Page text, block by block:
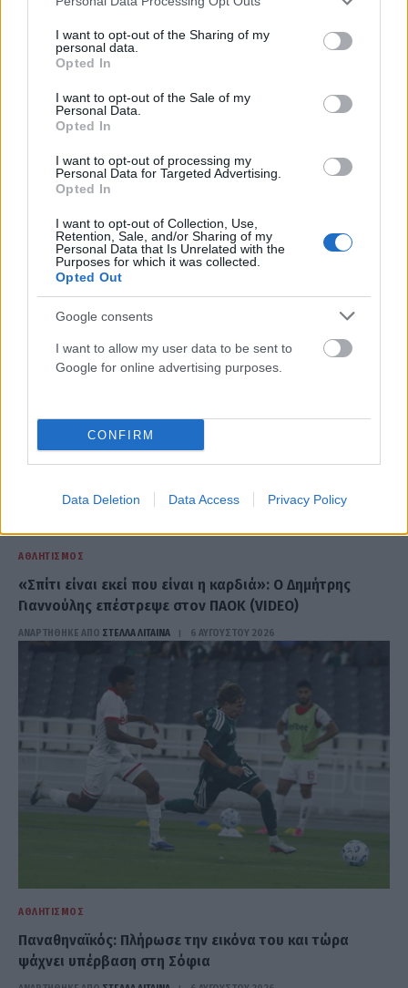
not limited to your visit or usage behaviour. You may click to
grant or deny consent to Google and its third-party tags to
use your data for below specified purposes in below Google
consent section.
I want to opt-out of the Sharing of my
personal data.
Opted In
I want to opt-out of the Sale of my
Personal Data.
Opted In
I want to opt-out of processing my
Personal Data for Targeted Advertising.
Opted In
I want to opt-out of Collection, Use,
Retention, Sale, and/or Sharing of my
Personal Data that Is Unrelated with the
Purposes for which it was collected.
Opted Out
Google consents
I want to allow my user data to be sent to
Google for online advertising purposes.
CONFIRM
Data Deletion Data Access Privacy Policy
Στα άκρα η κόντρα UEFA – FIFA: Παραμένει στο τραπέζι
το μποϊκοτάζ του Μουντιάλ
ΑΝΑΡΤΗΘΗΚΕ ΑΠΟΆΛΚΗΣΤΗ ΓΑΤΟΠΟΎΛΟΥ
ΑΘΛΗΤΙΣΜΌΣ
«Σπίτι είναι εκεί που είναι η καρδιά»: Ο Δημήτρης
Γιαννούλης επέστρεψε στον ΠΑΟΚ (VIDEO)
ΑΝΑΡΤΗΘΗΚΕ ΑΠΟ ΣΤΈΛΛΑ ΛΊΤΑΙΝΑ 6 ΑΥΓΟΎΣΤΟΥ 2026
ΑΘΛΗΤΙΣΜΌΣ
Παναθηναϊκός: Πλήρωσε την εικόνα του και τώρα
ψάχνει υπέρβαση στη Σόφια